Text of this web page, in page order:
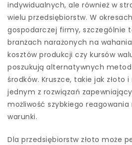
indywidualnych, ale również w
wielu przedsiębiorstw. W
gospodarczej firmy, szczególnie
branżach narażonych na
kosztów produkcji czy kursów
poszukują alternatywnych
środków. Kruszce, takie jak złoto
jednym z rozwiązań
możliwość szybkiego
warunki.
Dla przedsiębiorstw złoto może